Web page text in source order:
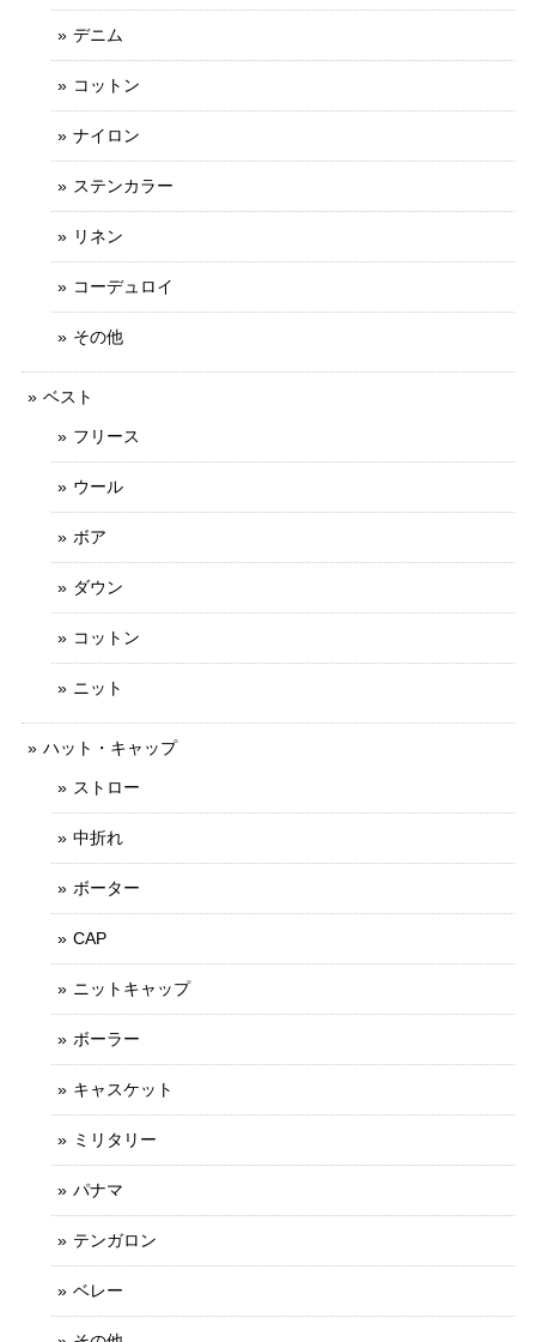
デニム
コットン
ナイロン
ステンカラー
リネン
コーデュロイ
その他
ベスト
フリース
ウール
ボア
ダウン
コットン
ニット
ハット・キャップ
ストロー
中折れ
ボーター
CAP
ニットキャップ
ボーラー
キャスケット
ミリタリー
パナマ
テンガロン
ベレー